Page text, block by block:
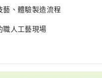
、體驗製造流程
職人工藝現場